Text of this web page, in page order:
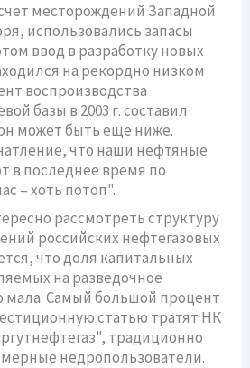
месторождений Западной
использовались запасы
ввод в разработку новых
на рекордно низком
воспроизводства
базы в 2003 г. составил
он может быть еще ниже.
что наши нефтяные
в последнее время по
– хоть потоп".
рассмотреть структуру
российских нефтегазовых
что доля капитальных
на разведочное
мала. Самый большой процент
статью тратят НК
традиционно
недропользователи.